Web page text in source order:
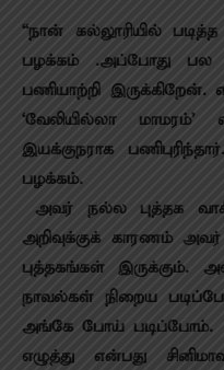
“நான் கல்லூரியில்
பழக்கம் .அப்போது பல
பணியாற்றி
‘வேலியில்லா
இயக்குநராக
பழக்கம்.
அவர் நல்ல புத்தக
அறிவுக்குக் காரணம்
புத்தகங்கள் இருக்கும்.
நாவல்கள் நிறைய
அங்கே போய் படிப்போம்.
எழுத்து என்பது